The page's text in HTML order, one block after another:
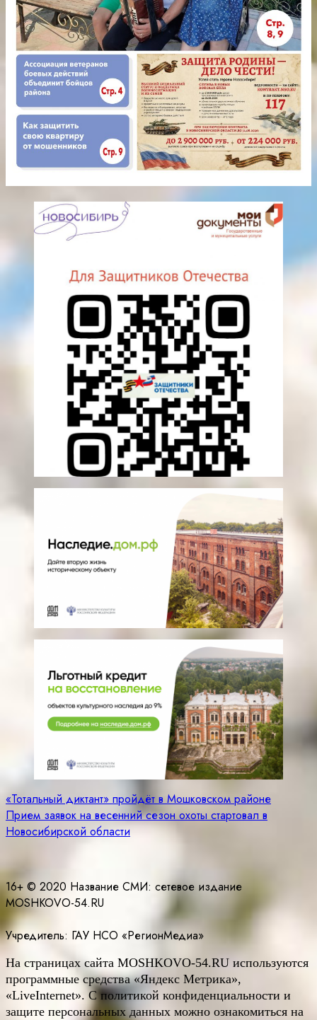
Навигация
по
«Тотальный диктант» пройдёт в Мошковском районе
Прием заявок на весенний сезон охоты стартовал в
Новосибирской области
16+ © 2020 Название СМИ: cетевое издание
MOSHKOVO-54.RU
Учредитель: ГАУ НСО «РегионМедиа»
На страницах сайта MOSHKOVO-54.RU используются
программные средства «Яндекс Метрика»,
«LiveInternet». С политикой конфиденциальности и
защите персональных данных можно ознакомиться на